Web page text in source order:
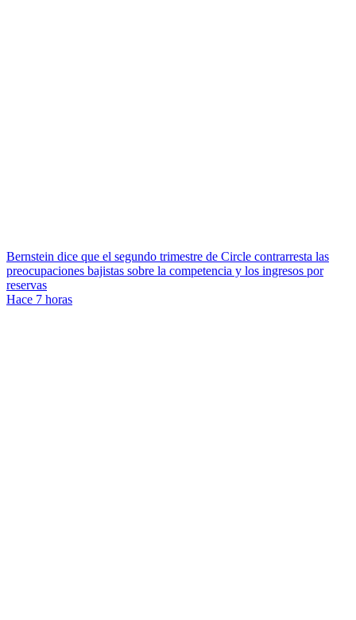
Bernstein dice que el segundo trimestre de Circle contrarresta las
preocupaciones bajistas sobre la competencia y los ingresos por
reservas
Hace 7 horas